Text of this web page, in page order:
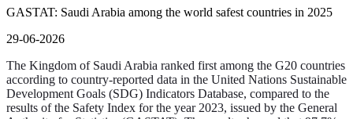
GASTAT: Saudi Arabia among the world safest countries in 2025
29-06-2026
The Kingdom of Saudi Arabia ranked first among the G20 countries
according to country-reported data in the United Nations Sustainable
Development Goals (SDG) Indicators Database, compared to the
results of the Safety Index for the year 2023, issued by the General